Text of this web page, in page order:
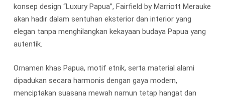
konsep design “Luxury Papua”, Fairfield by Marriott Merauke
akan hadir dalam sentuhan eksterior dan interior yang
elegan tanpa menghilangkan kekayaan budaya Papua yang
autentik.
Ornamen khas Papua, motif etnik, serta material alami
dipadukan secara harmonis dengan gaya modern,
menciptakan suasana mewah namun tetap hangat dan